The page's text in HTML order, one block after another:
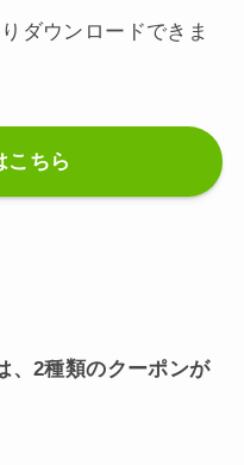
ダウンロードできま
こちら
、2種類のクーポンが